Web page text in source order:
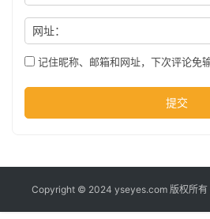
科
技
网址：
记住昵称、邮箱和网址，下次评论免
提交
Copyright © 2024 yseyes.com 版权所有